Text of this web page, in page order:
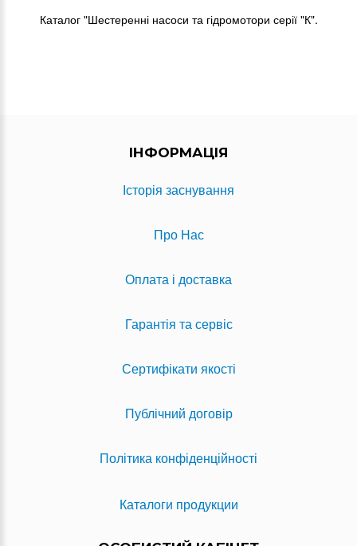
Каталог "Шестеренні насоси та гідромотори серії "К".
ІНФОРМАЦІЯ
Історія заснування
Про Нас
Оплата і доставка
Гарантія та сервіс
Сертифікати якості
Публічний договір
Політика конфіденційності
Каталоги продукции